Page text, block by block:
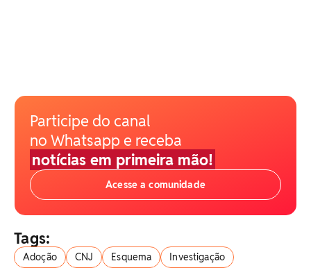
Participe do canal
no Whatsapp e receba
notícias em primeira mão!
Acesse a comunidade
Tags:
Adoção CNJ Esquema Investigação